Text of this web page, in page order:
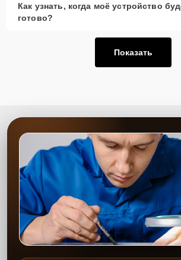
Как узнать, когда моё устройство
готово?
Показать